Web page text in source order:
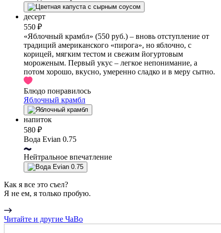
десерт
550 ₽
«Яблочный крамбл» (550 руб.) – вновь отступление от
традиций американского «пирога», но яблочно, с
корицей, мягким тестом и свежим йогуртовым
мороженым. Первый укус – легкое непонимание, а
потом хорошо, вкусно, умеренно сладко и в меру сытно.
Блюдо понравилось
Яблочный крамбл
напиток
580 ₽
Вода Evian 0.75
Нейтральное впечатление
Как я все это съел?
Я не ем, я только пробую.
Читайте и другие ЧаВо